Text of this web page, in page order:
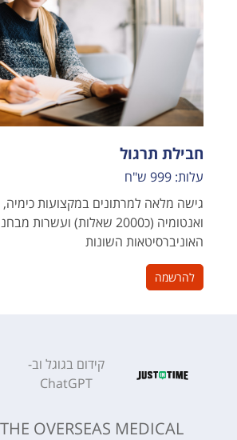
חבילת תרגול
עלות: 999 ש"ח
גישה מלאה למרתונים במקצועות כימיה,
ואנטומיה (כ2000 שאלות)
האוניברסיטאות השונות
להרשמה
קידום בגוגל וב-
ChatGPT
OVERSEAS MEDICAL